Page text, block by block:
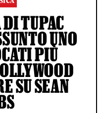
TUPAC
UNO
PIÙ
SU SEAN